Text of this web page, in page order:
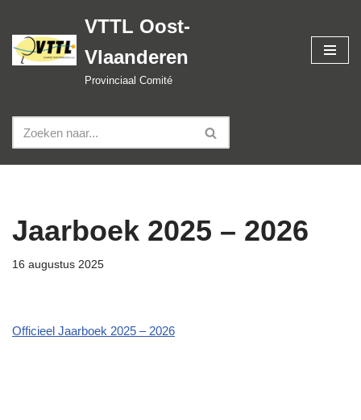
Spring
naar
VTTL Oost-
Vlaanderen
Provinciaal Comité
Jaarboek 2025 – 2026
16 augustus 2025
Officieel Jaarboek 2025 – 2026